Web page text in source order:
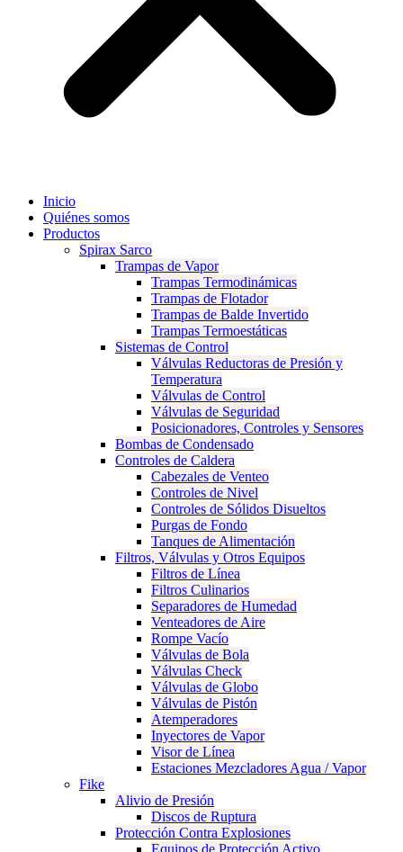
Inicio
Quiénes somos
Productos
Spirax Sarco
Trampas de Vapor
Trampas Termodinámicas
Trampas de Flotador
Trampas de Balde Invertido
Trampas Termoestáticas
Sistemas de Control
Válvulas Reductoras de Presión y
Temperatura
Válvulas de Control
Válvulas de Seguridad
Posicionadores, Controles y Sensores
Bombas de Condensado
Controles de Caldera
Cabezales de Venteo
Controles de Nivel
Controles de Sólidos Disueltos
Purgas de Fondo
Tanques de Alimentación
Filtros, Válvulas y Otros Equipos
Filtros de Línea
Filtros Culinarios
Separadores de Humedad
Venteadores de Aire
Rompe Vacío
Válvulas de Bola
Válvulas Check
Válvulas de Globo
Válvulas de Pistón
Atemperadores
Inyectores de Vapor
Visor de Línea
Estaciones Mezcladores Agua / Vapor
Fike
Alivio de Presión
Discos de Ruptura
Protección Contra Explosiones
Equipos de Protección Activo